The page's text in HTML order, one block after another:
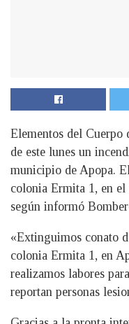
Elementos del Cuerpo
de este lunes un
municipio de Apopa.
colonia Ermita 1, en el
según informó
«Extinguimos conato
colonia Ermita 1, en
realizamos labores
reportan personas